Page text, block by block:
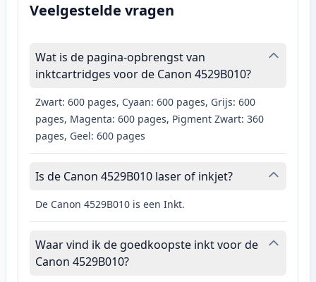
Veelgestelde vragen
Wat is de pagina-opbrengst van
inktcartridges voor de Canon 4529B010?
Zwart: 600 pages, Cyaan: 600 pages, Grijs: 600
pages, Magenta: 600 pages, Pigment Zwart: 360
pages, Geel: 600 pages
Is de Canon 4529B010 laser of inkjet?
De Canon 4529B010 is een Inkt.
Waar vind ik de goedkoopste inkt voor de
Canon 4529B010?